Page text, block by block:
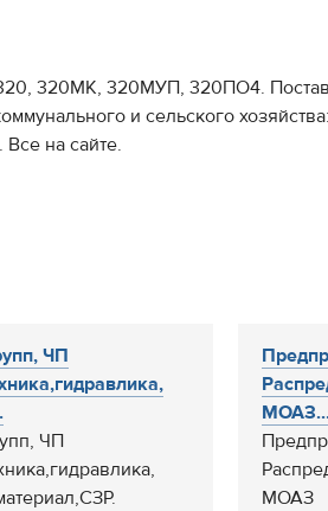
320МК, 320МУП, 320ПО4.
и сельского
на сайте.
ЧП
ЧП
МОАЗ